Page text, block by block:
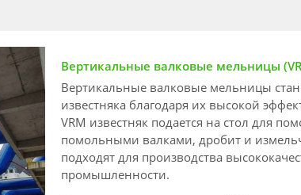
Вертикальные валковые мельницы
Вертикальные валковые мельницы
известняка благодаря их высокой
VRM известняк подается на стол для
помольными валками, дробит и
подходят для производства
промышленности.